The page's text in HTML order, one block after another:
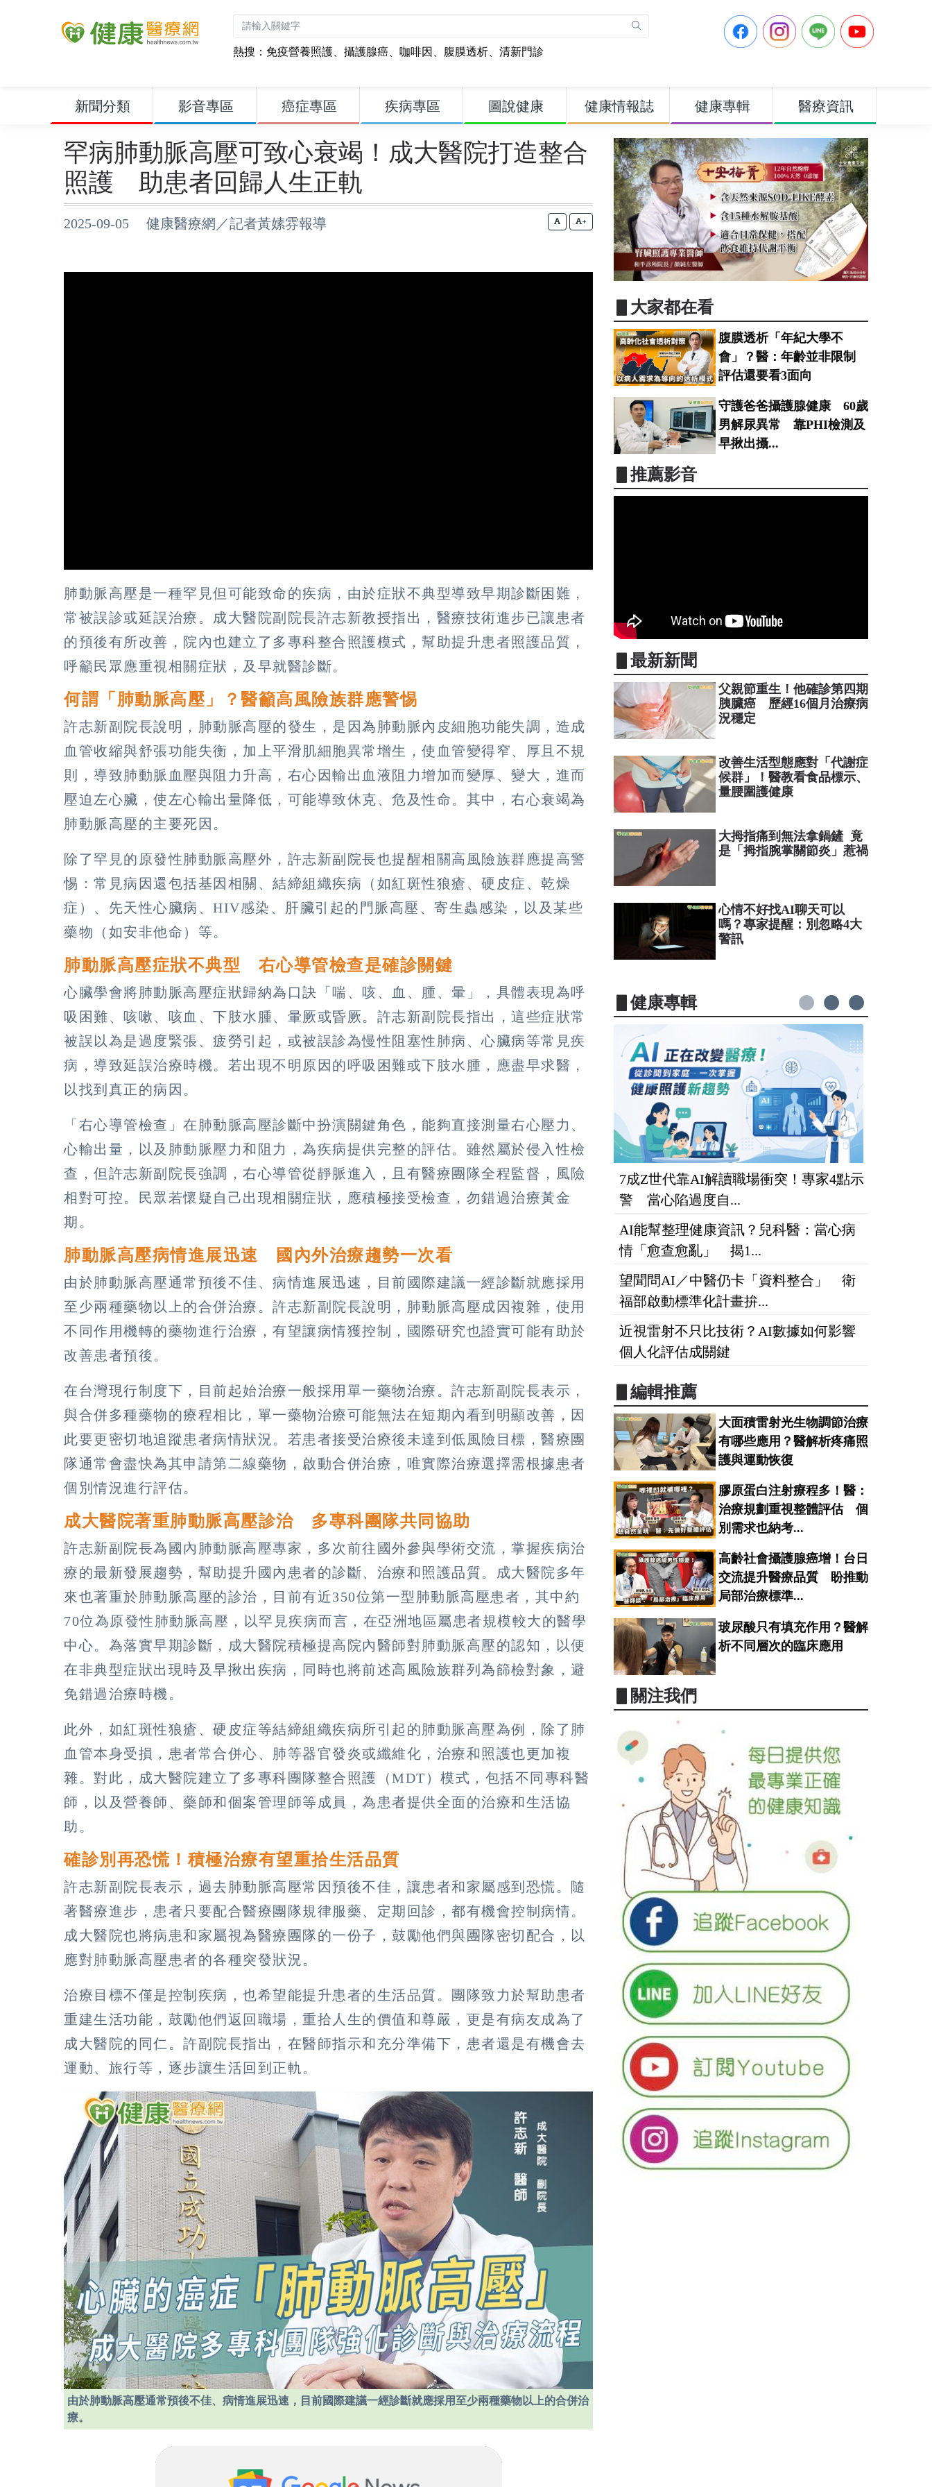
熱搜： 免疫營養照護、 攝護腺癌、 咖啡因、 腹膜透析、 清新門診
新聞分類 影音專區 癌症專區 疾病專區 圖說健康 健康情報誌 健康專輯 醫療資訊
罕病肺動脈高壓可致心衰竭！成大醫院打造整合
照護 助患者回歸人生正軌
2025-09-05 健康醫療網／記者黃嫊雰報導 +
肺動脈高壓是一種罕見但可能致命的疾病，由於症狀不典型導致早期診斷困難，
常被誤診或延誤治療。成大醫院副院長許志新教授指出，醫療技術進步已讓患者
的預後有所改善，院內也建立了多專科整合照護模式，幫助提升患者照護品質，
呼籲民眾應重視相關症狀，及早就醫診斷。
何謂「肺動脈高壓」？醫籲高風險族群應警惕
許志新副院長說明，肺動脈高壓的發生，是因為肺動脈內皮細胞功能失調，造成
血管收縮與舒張功能失衡，加上平滑肌細胞異常增生，使血管變得窄、厚且不規
則，導致肺動脈血壓與阻力升高，右心因輸出血液阻力增加而變厚、變大，進而
壓迫左心臟，使左心輸出量降低，可能導致休克、危及性命。其中，右心衰竭為
肺動脈高壓的主要死因。
除了罕見的原發性肺動脈高壓外，許志新副院長也提醒相關高風險族群應提高警
惕：常見病因還包括基因相關、結締組織疾病（如紅斑性狼瘡、硬皮症、乾燥
症）、先天性心臟病、HIV感染、肝臟引起的門脈高壓、寄生蟲感染，以及某些
藥物（如安非他命）等。
肺動脈高壓症狀不典型 右心導管檢查是確診關鍵
心臟學會將肺動脈高壓症狀歸納為口訣「喘、咳、血、腫、暈」，具體表現為呼
吸困難、咳嗽、咳血、下肢水腫、暈厥或昏厥。許志新副院長指出，這些症狀常
被誤以為是過度緊張、疲勞引起，或被誤診為慢性阻塞性肺病、心臟病等常見疾
病，導致延誤治療時機。若出現不明原因的呼吸困難或下肢水腫，應盡早求醫，
以找到真正的病因。
「右心導管檢查」在肺動脈高壓診斷中扮演關鍵角色，能夠直接測量右心壓力、
心輸出量，以及肺動脈壓力和阻力，為疾病提供完整的評估。雖然屬於侵入性檢
查，但許志新副院長強調，右心導管從靜脈進入，且有醫療團隊全程監督，風險
相對可控。民眾若懷疑自己出現相關症狀，應積極接受檢查，勿錯過治療黃金
期。
肺動脈高壓病情進展迅速 國內外治療趨勢一次看
由於肺動脈高壓通常預後不佳、病情進展迅速，目前國際建議一經診斷就應採用
至少兩種藥物以上的合併治療。許志新副院長說明，肺動脈高壓成因複雜，使用
不同作用機轉的藥物進行治療，有望讓病情獲控制，國際研究也證實可能有助於
改善患者預後。
在台灣現行制度下，目前起始治療一般採用單一藥物治療。許志新副院長表示，
與合併多種藥物的療程相比，單一藥物治療可能無法在短期內看到明顯改善，因
此要更密切地追蹤患者病情狀況。若患者接受治療後未達到低風險目標，醫療團
隊通常會盡快為其申請第二線藥物，啟動合併治療，唯實際治療選擇需根據患者
個別情況進行評估。
成大醫院著重肺動脈高壓診治 多專科團隊共同協助
許志新副院長為國內肺動脈高壓專家，多次前往國外參與學術交流，掌握疾病治
療的最新發展趨勢，幫助提升國內患者的診斷、治療和照護品質。成大醫院多年
來也著重於肺動脈高壓的診治，目前有近350位第一型肺動脈高壓患者，其中約
70位為原發性肺動脈高壓，以罕見疾病而言，在亞洲地區屬患者規模較大的醫學
中心。為落實早期診斷，成大醫院積極提高院內醫師對肺動脈高壓的認知，以便
在非典型症狀出現時及早揪出疾病，同時也將前述高風險族群列為篩檢對象，避
免錯過治療時機。
此外，如紅斑性狼瘡、硬皮症等結締組織疾病所引起的肺動脈高壓為例，除了肺
血管本身受損，患者常合併心、肺等器官發炎或纖維化，治療和照護也更加複
雜。對此，成大醫院建立了多專科團隊整合照護（MDT）模式，包括不同專科醫
師，以及營養師、藥師和個案管理師等成員，為患者提供全面的治療和生活協
助。
確診別再恐慌！積極治療有望重拾生活品質
許志新副院長表示，過去肺動脈高壓常因預後不佳，讓患者和家屬感到恐慌。隨
著醫療進步，患者只要配合醫療團隊規律服藥、定期回診，都有機會控制病情。
成大醫院也將病患和家屬視為醫療團隊的一份子，鼓勵他們與團隊密切配合，以
應對肺動脈高壓患者的各種突發狀況。
治療目標不僅是控制疾病，也希望能提升患者的生活品質。團隊致力於幫助患者
重建生活功能，鼓勵他們返回職場，重拾人生的價值和尊嚴，更是有病友成為了
成大醫院的同仁。許副院長指出，在醫師指示和充分準備下，患者還是有機會去
運動、旅行等，逐步讓生活回到正軌。
由於肺動脈高壓通常預後不佳、病情進展迅速，目前國際建議一經診斷就應採用至少兩種藥物以上的合併治
療。
▋大家都在看
腹膜透析「年紀大學不
會」？醫：年齡並非限制
評估還要看3面向
守護爸爸攝護腺健康 60歲
男解尿異常 靠PHI檢測及
早揪出攝...
▋推薦影音
▋最新新聞
父親節重生！他確診第四期
胰臟癌 歷經16個月治療病
況穩定
改善生活型態應對「代謝症
候群」！醫教看食品標示、
量腰圍護健康
大拇指痛到無法拿鍋鏟 竟
是「拇指腕掌關節炎」惹禍
心情不好找AI聊天可以
嗎？專家提醒：別忽略4大
警訊
▋健康專輯
7成Z世代靠AI解讀職場衝突！專家4點示
警 當心陷過度自...
AI能幫整理健康資訊？兒科醫：當心病
情「愈查愈亂」 揭1...
望聞問AI／中醫仍卡「資料整合」 衛
福部啟動標準化計畫拚...
近視雷射不只比技術？AI數據如何影響
個人化評估成關鍵
▋編輯推薦
大面積雷射光生物調節治療
有哪些應用？醫解析疼痛照
護與運動恢復
膠原蛋白注射療程多！醫：
治療規劃重視整體評估 個
別需求也納考...
高齡社會攝護腺癌增！台日
交流提升醫療品質 盼推動
局部治療標準...
玻尿酸只有填充作用？醫解
析不同層次的臨床應用
▋關注我們